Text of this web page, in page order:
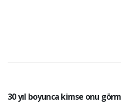
30 yıl boyunca kimse onu